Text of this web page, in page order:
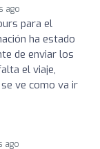
ago
para el
ha estado
de enviar los
el viaje,
ve como va ir
ago